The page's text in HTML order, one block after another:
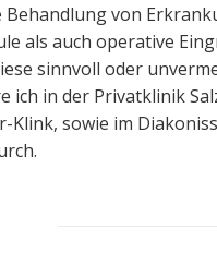
Behandlung von
als auch operative
sinnvoll oder
ich in der Privatklinik
Klink, sowie im